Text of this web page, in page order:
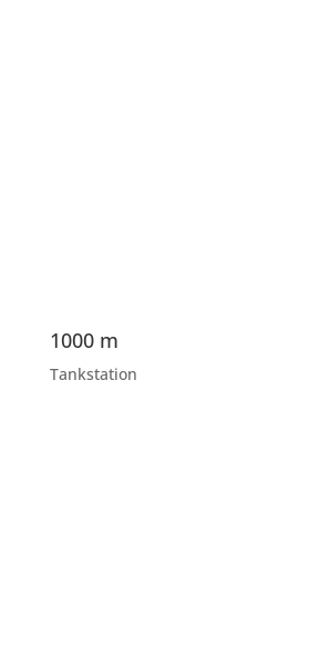
1000 m
Tankstation